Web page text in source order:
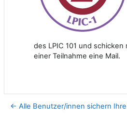
des LPIC 101 und
einer Teilnahme eine Mail.
← Alle Benutzer/innen sichern